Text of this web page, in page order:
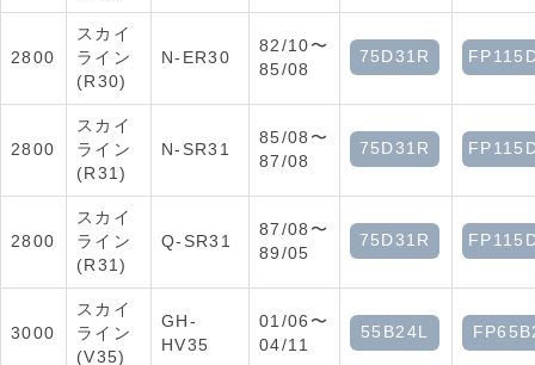
2800
スカイ
ライン
(R30)
N-ER30
82/10〜
85/08
75D31R
2800
スカイ
ライン
(R31)
N-SR31
85/08〜
87/08
75D31R
2800
スカイ
ライン
(R31)
Q-SR31
87/08〜
89/05
75D31R
3000
スカイ
ライン
(V35)
GH-
HV35
01/06〜
04/11
55B24L